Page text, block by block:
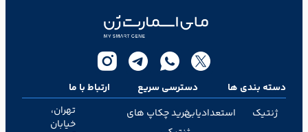
دسته بندی ها
ژنتیک
استعدادیابی
دسترسی سریع
خرید چکاپ های
ارتباط با ما
تهران،
خیابان